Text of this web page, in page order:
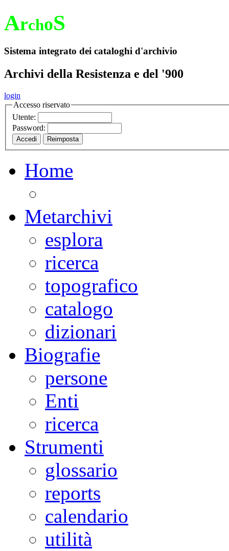
ArchoS
Sistema integrato dei cataloghi d'archivio
Archivi della Resistenza e del '900
login
Accesso riservato
Utente:
Password:
Home
Metarchivi
esplora
ricerca
topografico
catalogo
dizionari
Biografie
persone
Enti
ricerca
Strumenti
glossario
reports
calendario
utilità